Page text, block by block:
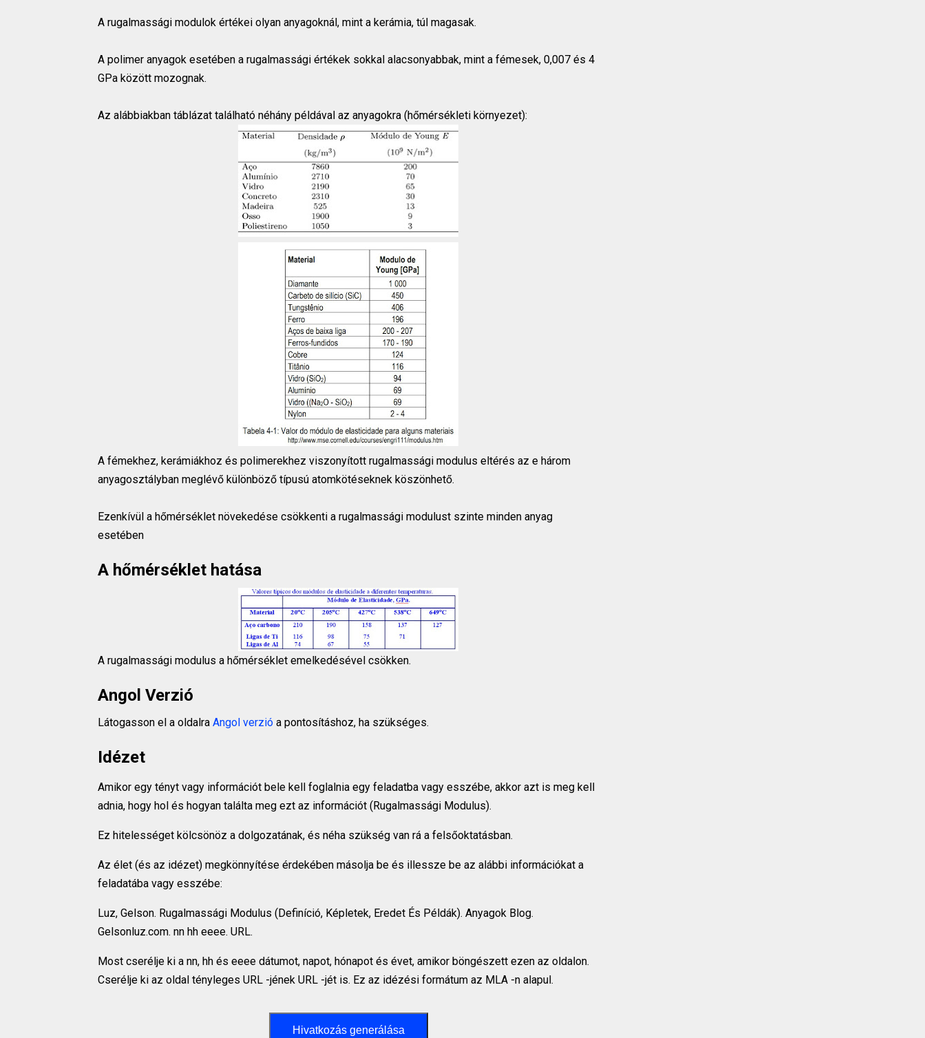
A rugalmassági modulok értékei olyan anyagoknál, mint a kerámia, túl magasak.
A polimer anyagok esetében a rugalmassági értékek sokkal alacsonyabbak, mint a fémesek, 0,007 és 4
GPa között mozognak.
Az alábbiakban táblázat található néhány példával az anyagokra (hőmérsékleti környezet):
A fémekhez, kerámiákhoz és polimerekhez viszonyított rugalmassági modulus eltérés az e három
anyagosztályban meglévő különböző típusú atomkötéseknek köszönhető.
Ezenkívül a hőmérséklet növekedése csökkenti a rugalmassági modulust szinte minden anyag
esetében
A hőmérséklet hatása
A rugalmassági modulus a hőmérséklet emelkedésével csökken.
Angol Verzió
Látogasson el a oldalra Angol verzió a pontosításhoz, ha szükséges.
Idézet
Amikor egy tényt vagy információt bele kell foglalnia egy feladatba vagy esszébe, akkor azt is meg kell
adnia, hogy hol és hogyan találta meg ezt az információt (Rugalmassági Modulus).
Ez hitelességet kölcsönöz a dolgozatának, és néha szükség van rá a felsőoktatásban.
Az élet (és az idézet) megkönnyítése érdekében másolja be és illessze be az alábbi információkat a
feladatába vagy esszébe:
Luz, Gelson. Rugalmassági Modulus (Definíció, Képletek, Eredet És Példák). Anyagok Blog.
Gelsonluz.com. nn hh eeee. URL.
Most cserélje ki a nn, hh és eeee dátumot, napot, hónapot és évet, amikor böngészett ezen az oldalon.
Cserélje ki az oldal tényleges URL -jének URL -jét is. Ez az idézési formátum az MLA -n alapul.
Hivatkozás generálása